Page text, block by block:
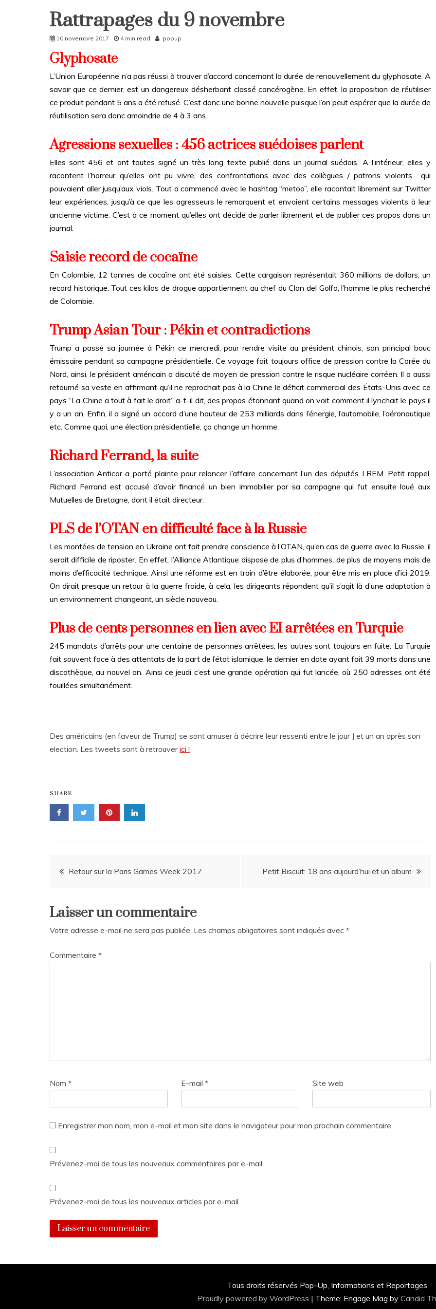
Home
Rattrapages du 9 novembre
10 novembre 2017 4 min read popup
Glyphosate
L’Union Européenne n’a pas réussi à trouver d’accord concernant la durée de renouvellement du glyphosate. A
savoir que ce dernier, est un dangereux désherbant classé cancérogène. En effet, la proposition de réutiliser
ce produit pendant 5 ans a été refusé. C’est donc une bonne nouvelle puisque l’on peut espérer que la durée de
réutilisation sera donc amoindrie de 4 à 3 ans.
Agressions sexuelles : 456 actrices suédoises parlent
Elles sont 456 et ont toutes signé un très long texte publié dans un journal suédois. A l’intérieur, elles y
racontent l’horreur qu’elles ont pu vivre, des confrontations avec des collègues / patrons violents qui
pouvaient aller jusqu’aux viols. Tout a commencé avec le hashtag “metoo”, elle racontait librement sur Twitter
leur expériences, jusqu’à ce que les agresseurs le remarquent et envoient certains messages violents à leur
ancienne victime. C’est à ce moment qu’elles ont décidé de parler librement et de publier ces propos dans un
journal.
Saisie record de cocaïne
En Colombie, 12 tonnes de cocaïne ont été saisies. Cette cargaison représentait 360 millions de dollars, un
record historique. Tout ces kilos de drogue appartiennent au chef du Clan del Golfo, l’homme le plus recherché
de Colombie.
Trump Asian Tour : Pékin et contradictions
Trump a passé sa journée à Pékin ce mercredi, pour rendre visite au président chinois, son principal bouc
émissaire pendant sa campagne présidentielle. Ce voyage fait toujours office de pression contre la Corée du
Nord, ainsi, le président américain a discuté de moyen de pression contre le risque nucléaire corréen. Il a aussi
retourné sa veste en affirmant qu’il ne reprochait pas à la Chine le déficit commercial des États-Unis avec ce
pays “La Chine a tout à fait le droit” a-t-il dit, des propos étonnant quand on voit comment il lynchait le pays il
y a un an. Enfin, il a signé un accord d’une hauteur de 253 milliards dans l’énergie, l’automobile, l’aéronautique
etc. Comme quoi, une élection présidentielle, ça change un homme.
Richard Ferrand, la suite
L’association Anticor a porté plainte pour relancer l’affaire concernant l’un des députés LREM. Petit rappel,
Richard Ferrand est accusé d’avoir financé un bien immobilier par sa campagne qui fut ensuite loué aux
Mutuelles de Bretagne, dont il était directeur.
PLS de l’OTAN en difficulté face à la Russie
Les montées de tension en Ukraine ont fait prendre conscience à l’OTAN, qu’en cas de guerre avec la Russie, il
serait difficile de riposter. En effet, l’Alliance Atlantique dispose de plus d’hommes, de plus de moyens mais de
moins d’efficacité technique. Ainsi une réforme est en train d’être élaborée, pour être mis en place d’ici 2019.
On dirait presque un retour à la guerre froide, à cela, les dirigeants répondent qu’il s’agit là d’une adaptation à
un environnement changeant, un siècle nouveau.
Plus de cents personnes en lien avec EI arrêtées en Turquie
245 mandats d’arrêts pour une centaine de personnes arrêtées, les autres sont toujours en fuite. La Turquie
fait souvent face à des attentats de la part de l’état islamique, le dernier en date ayant fait 39 morts dans une
discothèque, au nouvel an. Ainsi ce jeudi c’est une grande opération qui fut lancée, où 250 adresses ont été
fouillées simultanément.
Des américains (en faveur de Trump) se sont amuser à décrire leur ressenti entre le jour J et un an après son
election. Les tweets sont à retrouverici !
SHARE
Navigation
l’article
Retour sur la Paris Games Week 2017 Petit Biscuit: 18 ans aujourd’hui et un album
Laisser un commentaire
Votre adresse e-mail ne sera pas publiée. Les champs obligatoires sont indiqués avec *
Commentaire *
Nom * E-mail* Site web
Enregistrer mon nom, mon e-mail et mon site dans le navigateur pour mon prochain commentaire.
Prévenez-moi de tous les nouveaux commentaires par e-mail.
Prévenez-moi de tous les nouveaux articles par e-mail.
Tous droits réservés Pop-Up, Informations et Reportages
Proudly powered by WordPress | Theme: Engage Mag by Candid